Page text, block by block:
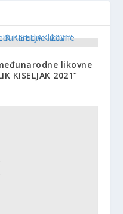
likovne
KISELJAK 2021“